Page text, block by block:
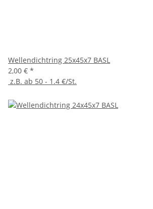
Wellendichtring 25x45x7 BASL
2,00 € *
z.B. ab 50 - 1.4 €/St.